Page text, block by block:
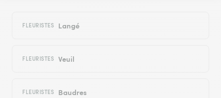
FLEURISTES Langé
FLEURISTES Veuil
FLEURISTES Baudres